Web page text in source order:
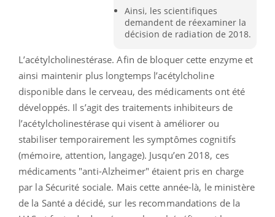
Ainsi, les scientifiques
demandent de réexaminer la
décision de radiation de 2018.
L’acétylcholinestérase. Afin de bloquer cette enzyme et
ainsi maintenir plus longtemps l’acétylcholine
disponible dans le cerveau, des médicaments ont été
développés. Il s’agit des traitements inhibiteurs de
l’acétylcholinestérase qui visent à améliorer ou
stabiliser temporairement les symptômes cognitifs
(mémoire, attention, langage). Jusqu’en 2018, ces
médicaments "anti-Alzheimer" étaient pris en charge
par la Sécurité sociale. Mais cette année-là, le ministère
de la Santé a décidé, sur les recommandations de la